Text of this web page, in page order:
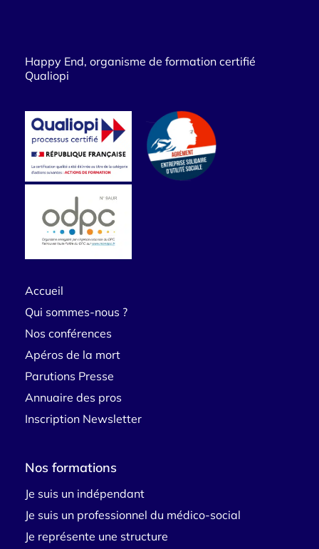
Happy End, organisme de formation certifié
Qualiopi
Accueil
Qui sommes-nous ?
Nos conférences
Apéros de la mort
Parutions Presse
Annuaire des pros
Inscription Newsletter
Nos formations
Je suis un indépendant
Je suis un professionnel du médico-social
Je représente une structure